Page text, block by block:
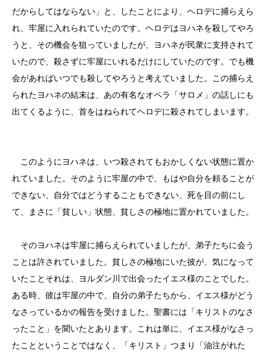
だからしてはならない」と、したことにより、ヘロデに捕らえら
れ、牢屋に入れられていたのです。ヘロデはヨハネを殺してやろ
うと、その機会を狙っていましたが、ヨハネが民衆に支持されて
いたので、殺さずに牢屋にいれるだけにしていたのです。でも機
会があればいつでも殺してやろうと考えていました。この捕らえ
られたヨハネの結末は、あの有名なオペラ「サロメ」の話しにも
出てくるように、首をはねられてヘロデに殺されてしまいます。
このようにヨハネは、いつ殺されてもおかしくない状態に置か
れていました。そのように牢屋の中で、もはや自分を頼ることが
できない、自分ではどうすることもできない、死を目の前にし
て、まさに「貧しい」状態、貧しさの極地に置かれていました。
そのヨハネは牢屋に捕らえられていましたが、弟子たちに会う
ことは許されていました。貧しさの極地にいた彼が、気になって
いたことそれは、ヨルダン川で出会ったイエス様のことでした。
ある時、彼は牢屋の中で、自分の弟子たちから、イエス様がどう
なさっているかの報告を受けました。聖書には「キリストのなさ
ったこと」を聞いたとあります。これは単に、イエス様がなさっ
たことということではなく、「キリスト」つまり「油注がれた